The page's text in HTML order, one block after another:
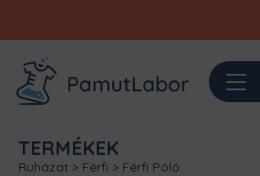
TERMÉKEK
Ruházat > Férfi > Férfi Póló